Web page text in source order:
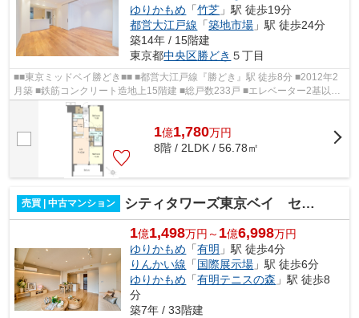
ゆりかもめ 「竹芝 」駅 徒歩19分
都営大江戸線 「築地市場 」駅 徒歩24分
築14年 / 15階建
東京都中央区勝どき ５丁目
■■東京ミッドベイ勝どき■■ ■都営大江戸線『勝どき』駅 徒歩8分 ■2012年2
月築 ■鉄筋コンクリート造地上15階建 ■総戸数233戸 ■エレベーター2基以上
完備 ■オートロック ■防犯カメラ ■宅...
1億1,780万円
8階 / 2LDK / 56.78㎡
売買 | 中古マンション シティタワーズ東京ベイ セントラルタワー
1億1,498万円～ 1億6,998万円
ゆりかもめ 「有明 」駅 徒歩4分
りんかい線 「国際展示場 」駅 徒歩6分
ゆりかもめ 「有明テニスの森 」駅 徒歩8
分
築7年 / 33階建